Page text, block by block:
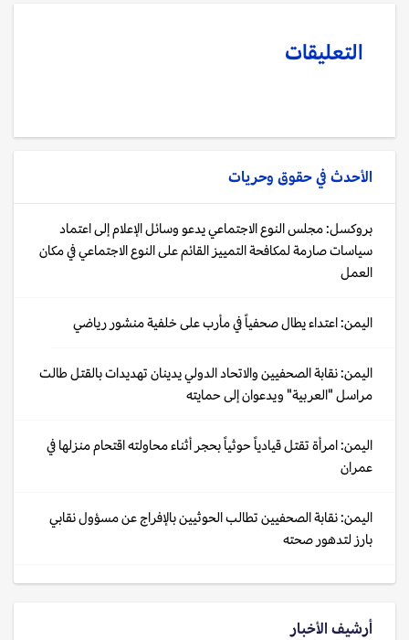
التعليقات
الأحدث فيحقوق وحريات
بروكسل: مجلس النوع الاجتماعي يدعو وسائل الإعلام إلى اعتماد
سياسات صارمة لمكافحة التمييز القائم على النوع الاجتماعي في مكان
العمل
اليمن: اعتداء يطال صحفياً في مأرب على خلفية منشور رياضي
اليمن: نقابة الصحفيين والاتحاد الدولي يدينان تهديدات بالقتل طالت
مراسل "العربية" ويدعوان إلى حمايته
اليمن: امرأة تقتل قيادياً حوثياً بحجر أثناء محاولته اقتحام منزلها في
عمران
اليمن: نقابة الصحفيين تطالب الحوثيين بالإفراج عن مسؤول نقابي
بارز لتدهور صحته
أرشيف الأخبار